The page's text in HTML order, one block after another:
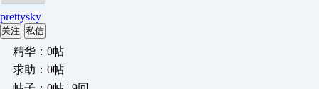
prettysky
关注 私信
精华：0帖
求助：0帖